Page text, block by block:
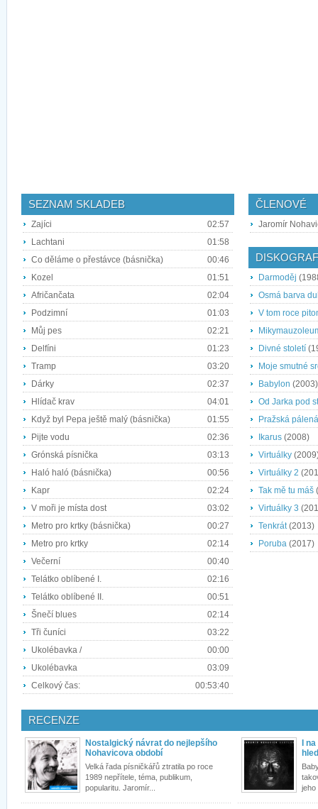
SEZNAM SKLADEB
Zajíci
02:57
Lachtani
01:58
Co děláme o přestávce (básnička)
00:46
Kozel
01:51
Afričančata
02:04
Podzimní
01:03
Můj pes
02:21
Delfíni
01:23
Tramp
03:20
Dárky
02:37
Hlídač krav
04:01
Když byl Pepa ještě malý (básnička)
01:55
Pijte vodu
02:36
Grónská písnička
03:13
Haló haló (básnička)
00:56
Kapr
02:24
V moři je místa dost
03:02
Metro pro krtky (básnička)
00:27
Metro pro krtky
02:14
Večerní
00:40
Telátko oblíbené I.
02:16
Telátko oblíbené II.
00:51
Šnečí blues
02:14
Tři čuníci
03:22
Ukolébavka /
00:00
Ukolébavka
03:09
Celkový čas:
00:53:40
ČLENOVÉ
Jaromír
Darmoděj
Osmá barva
V tom roce
Divné století
Moje smutné
Babylon (2003)
Od Jarka pod
Pražská pálená
Ikarus (2008)
Virtuálky
Virtuálky 2
Tak mě tu máš
Virtuálky 3
Tenkrát(2013)
Poruba (2017)
RECENZE
Nostalgický návrat do nejlepšího
Nohavicova období
Velká řada písničkářů ztratila po roce
1989 nepřítele, téma, publikum,
popularitu. Jaromír...
I
jeho